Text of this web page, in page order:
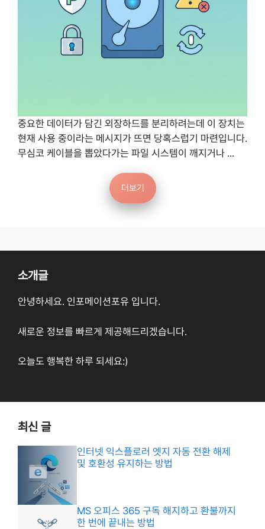
중요한 데이터가 담긴 외장하드를 분리하려는데 이 장치는
현재 사용 중이라는 메시지가 뜨면 당혹스럽기 마련입니다.
무심코 케이블을 뽑았다가는 파일 시스템이 깨지거나 ...
더보기
소개글
안녕하세요. 인포메이션포유 입니다.
새로운 정보를 빠르게 제공해드리겠습니다.
오늘도 행복한 하루 되세요:)
최신 글
인터넷 익스플로러 엣지 자동 전환 해제
및 호환성 유지하는 방법
MS 오피스 365 구독 해지하고 환불까지
한 번에 끝내는 방법